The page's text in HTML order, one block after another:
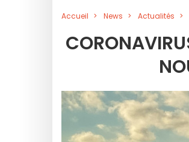
Accueil News Actualités